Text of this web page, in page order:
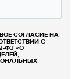
СОГЛАСИЕ НА
С
ФЗ «О